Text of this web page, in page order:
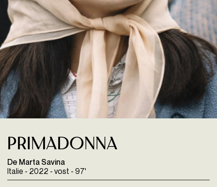
Primadonna
De Marta Savina
Italie - 2022 - vost - 97'